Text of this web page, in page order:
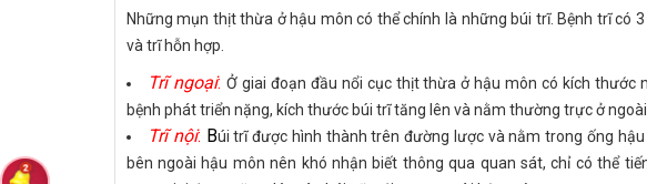
Những mụn thịt thừa ở hậu môn có thể chính là những búi trĩ. Bệnh trĩ có
và trĩ hỗn hợp.
Trĩ ngoại:Ở giai đoạn đầu nổi cục thịt thừa ở hậu môn có kích thước
bệnh phát triển nặng, kích thước búi trĩ tăng lên và nằm thường trực ở ngoài
Trĩ nội: Búi trĩ được hình thành trên đường lược và nằm trong ống
bên ngoài hậu môn nên khó nhận biết thông qua quan sát, chỉ có thể